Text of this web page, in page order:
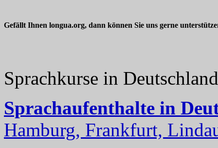
Gefällt Ihnen longua.org, dann können Sie uns gerne
Sprachkurse in
Sprachaufenthalte in
Hamburg, Frankfurt,